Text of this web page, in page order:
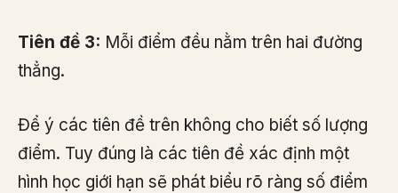
Tiên đề 3: Mỗi điểm đều nằm trên hai đường
thẳng.
Để ý các tiên đề trên không cho biết số lượng
điểm. Tuy đúng là các tiên đề xác định một
hình học giới hạn sẽ phát biểu rõ ràng số điểm